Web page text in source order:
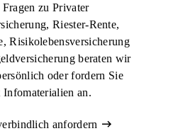
zu Privater
Riester-Rente,
Risikolebensversicherung
beraten wir
oder fordern Sie
Infomaterialien an.
anfordern